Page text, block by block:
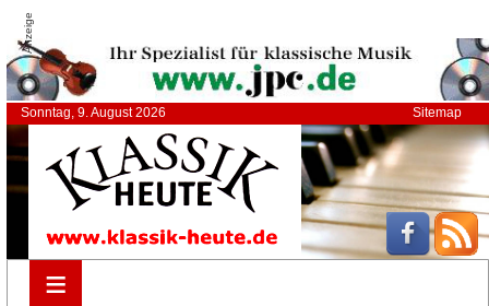
Anzeige
Sonntag, 9. August 2026 Sitemap
≡
≡